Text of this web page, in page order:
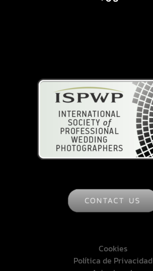
Cookies
Política de Privacidad